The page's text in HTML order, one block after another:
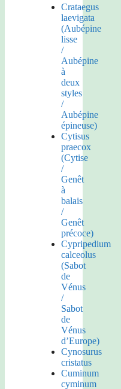
Crataegus
laevigata
(Aubépine
lisse
/
Aubépine
à
deux
styles
/
Aubépine
épineuse)
Cytisus
praecox
(Cytise
/
Genêt
à
balais
/
Genêt
précoce)
Cypripedium
calceolus
(Sabot
de
Vénus
/
Sabot
de
Vénus
d’Europe)
Cynosurus
cristatus
Cuminum
cyminum